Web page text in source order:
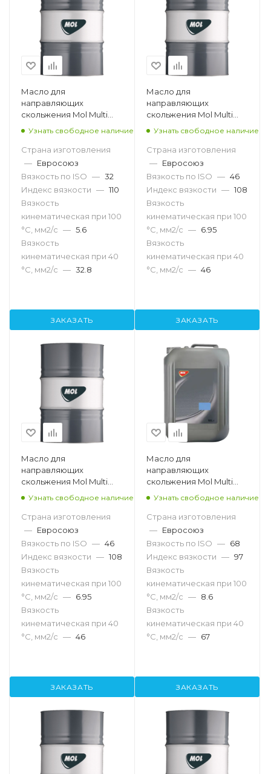
Масло для
направляющих
скольжения Mol Multi
Узнать свободное наличие
Страна изготовления
— Евросоюз
Вязкость по ISO — 32
Индекс вязкости — 110
Вязкость
кинематическая при 100
°С, мм2/с — 5.6
Вязкость
кинематическая при 40
°С, мм2/с — 32.8
ЗАКАЗАТЬ
Масло для
направляющих
скольжения Mol Multi
Узнать свободное наличие
Страна изготовления
— Евросоюз
Вязкость по ISO — 46
Индекс вязкости — 108
Вязкость
кинематическая при 100
°С, мм2/с — 6.95
Вязкость
кинематическая при 40
°С, мм2/с — 46
ЗАКАЗАТЬ
Масло для
направляющих
скольжения Mol Multi
SW 46, 50кг
Узнать свободное наличие
Страна изготовления
— Евросоюз
Вязкость по ISO — 46
Индекс вязкости — 108
Вязкость
кинематическая при 100
°С, мм2/с — 6.95
Вязкость
кинематическая при 40
°С, мм2/с — 46
ЗАКАЗАТЬ
Масло для
направляющих
скольжения Mol Multi
SW 68, 10л
Узнать свободное наличие
Страна изготовления
— Евросоюз
Вязкость по ISO — 68
Индекс вязкости — 97
Вязкость
кинематическая при 100
°С, мм2/с — 8.6
Вязкость
кинематическая при 40
°С, мм2/с — 67
ЗАКАЗАТЬ